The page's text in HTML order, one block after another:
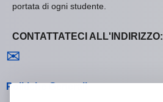
portata di ogni studente.
CONTATTATECI ALL'INDIRIZZO:
✉
Politiche Generali